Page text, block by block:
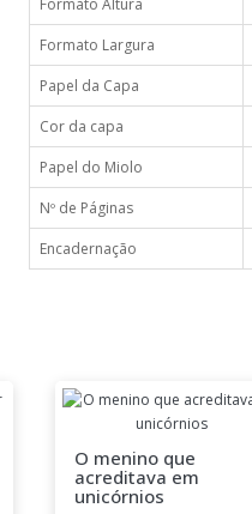
Formato Altura
Formato Largura
Papel da Capa
Cor da capa
Papel do Miolo
Nº de Páginas
Encadernação
O menino que
acreditava em
unicórnios